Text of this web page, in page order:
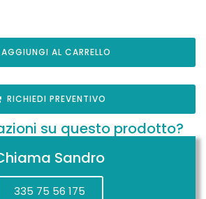
AGGIUNGI AL CARRELLO
RICHIEDI PREVENTIVO
su questo prodotto?
Sandro
335 75 56 175